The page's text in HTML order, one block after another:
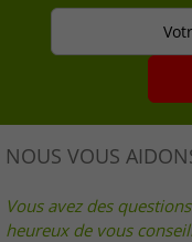
NOUS VOUS
Vous avez des
heureux de vous